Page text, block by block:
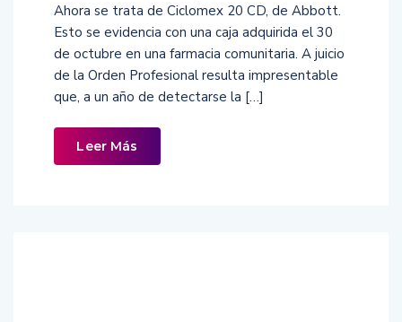
Ahora se trata de Ciclomex 20 CD, de Abbott.
Esto se evidencia con una caja adquirida el 30
de octubre en una farmacia comunitaria. A juicio
de la Orden Profesional resulta impresentable
que, a un año de detectarse la […]
Leer Más